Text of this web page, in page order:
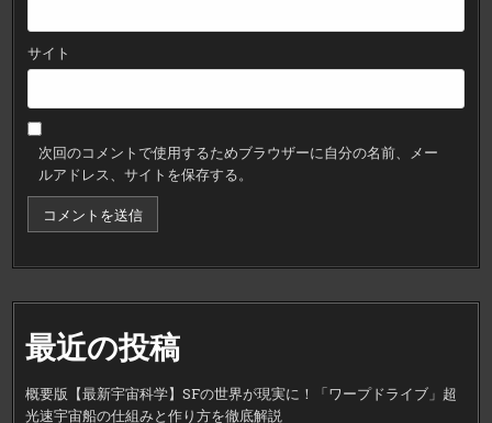
サイト
次回のコメントで使用するためブラウザーに自分の名前、メー
ルアドレス、サイトを保存する。
最近の投稿
概要版【最新宇宙科学】SFの世界が現実に！「ワープドライブ」超
光速宇宙船の仕組みと作り方を徹底解説